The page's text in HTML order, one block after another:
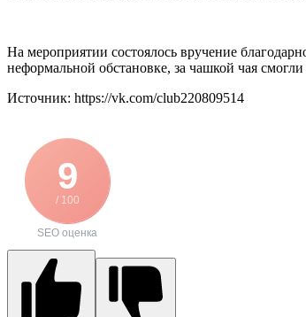
На мероприятии состоялось вручение
неформальной обстановке, за чашкой чая
Источник: https://vk.com/club220809514
9
/ 100
SEO оценка